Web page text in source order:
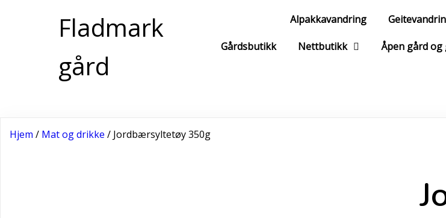
Fladmark
gård
Alpakkavandring
Gårdsbutikk Nettbutikk Åpen gård
Hjem / Mat og drikke / Jordbærsyltetøy 350g